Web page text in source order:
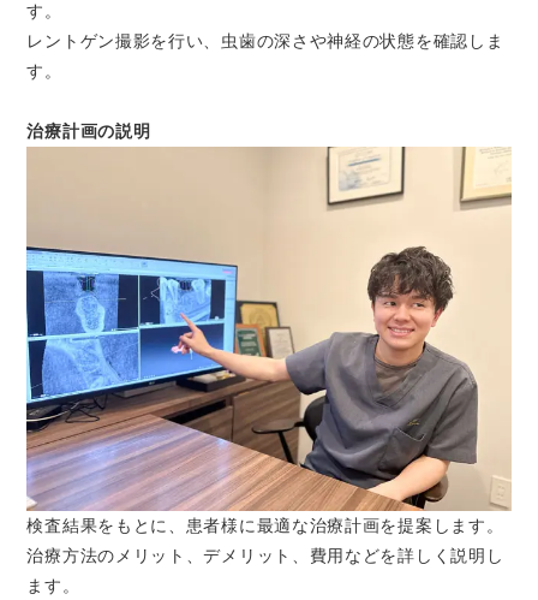
す。
レントゲン撮影を行い、虫歯の深さや神経の状態を確認しま
す。
治療計画の説明
検査結果をもとに、患者様に最適な治療計画を提案します。
治療方法のメリット、デメリット、費用などを詳しく説明し
ます。